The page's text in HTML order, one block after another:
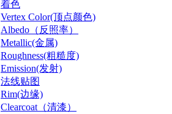
着色
Vertex Color(顶点颜色)
Albedo（反照率）
Metallic(金属)
Roughness(粗糙度)
Emission(发射)
法线贴图
Rim(边缘)
Clearcoat（清漆）